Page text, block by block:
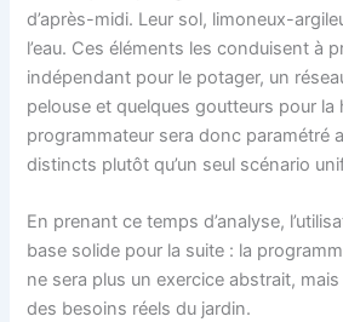
d’après-midi. Leur sol, limoneux-
l’eau. Ces éléments les conduisent à
indépendant pour le potager, un
pelouse et quelques goutteurs pour la
programmateur sera donc paramétré
distincts plutôt qu’un seul scénario
En prenant ce temps d’analyse,
base solide pour la suite : la
ne sera plus un exercice abstrait,
des besoins réels du jardin.